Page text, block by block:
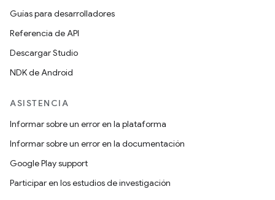
Guías para desarrolladores
Referencia de API
Descargar Studio
NDK de Android
ASISTENCIA
Informar sobre un error en la plataforma
Informar sobre un error en la documentación
Google Play support
Participar en los estudios de investigación